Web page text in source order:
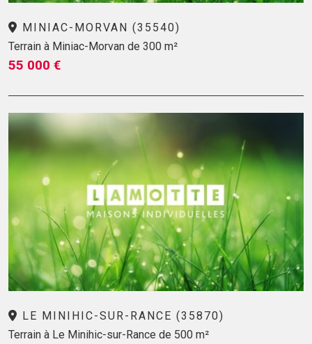
MINIAC-MORVAN (35540)
Terrain à Miniac-Morvan de 300 m²
55 000 €
LE MINIHIC-SUR-RANCE (35870)
Terrain à Le Minihic-sur-Rance de 500 m²